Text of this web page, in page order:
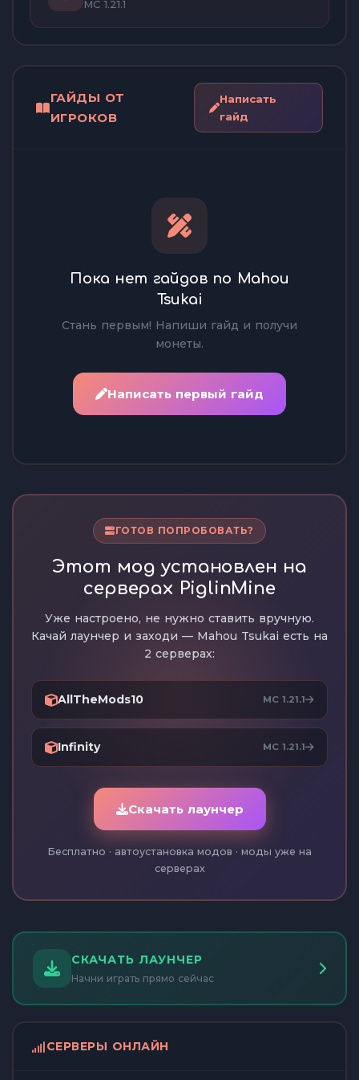
MC 1.21.1
ГАЙДЫ ОТ
ИГРОКОВ
Написать
гайд
Пока нет гайдов по Mahou
Tsukai
Стань первым! Напиши гайд и получи
монеты.
Написать первый гайд
ГОТОВ ПОПРОБОВАТЬ?
Этот мод установлен на
серверах PiglinMine
Уже настроено, не нужно ставить вручную.
Качай лаунчер и заходи — Mahou Tsukai есть на
2 серверах:
AllTheMods10 MC 1.21.1
Infinity MC 1.21.1
Скачать лаунчер
Бесплатно · автоустановка модов · моды уже на
серверах
СКАЧАТЬ ЛАУНЧЕР
Начни играть прямо сейчас
СЕРВЕРЫ ОНЛАЙН